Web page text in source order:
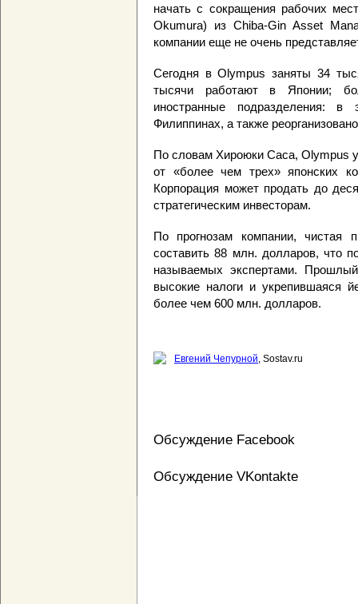
начать с сокращения рабочих
Okumura) из Chiba-Gin Asset
компании еще не очень
Сегодня в Olympus заняты 34
тысячи работают в Японии;
иностранные подразделения:
Филиппинах, а также
По словам Хироюки Саса, Olympus
от «более чем трех» японских
Корпорация может продать до
стратегическим инвесторам.
По прогнозам компании,
составить 88 млн. долларов, что
называемых экспертами.
высокие налоги и укрепившаяся
более чем 600 млн. долларов.
Евгений Чепурной, Sostav.ru
Обсуждение Facebook
Обсуждение VKontakte